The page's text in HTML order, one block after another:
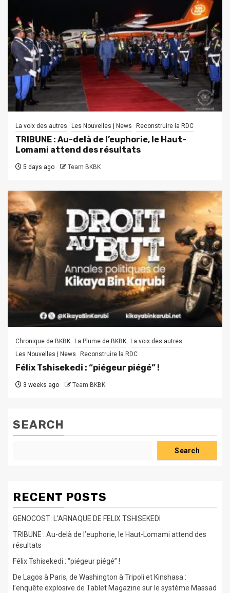
La voix des autres Les Nouvelles | News Reconstruire la RDC
TRIBUNE : Au-delà de l’euphorie, le Haut-
Lomami attend des résultats
5 days ago Team BKBK
Chronique de BKBK La Plume de BKBK La voix des autres
Les Nouvelles | News
Reconstruire la RDC
Félix Tshisekedi : “piégeur piégé” !
3 weeks ago Team BKBK
SEARCH
Search
RECENT POSTS
GENOCOST: L’ARNAQUE DE FELIX TSHISEKEDI
TRIBUNE : Au-delà de l’euphorie, le Haut-Lomami attend des
résultats
Félix Tshisekedi : “piégeur piégé” !
De Lagos à Paris, de Washington à Tripoli et Kinshasa :
l’enquête explosive de Tablet Magazine sur le système Massad